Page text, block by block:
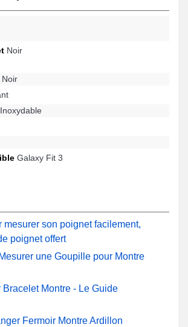
de qualité supérieure et convient sur le
3 et beaucoup d'autres encore de la marque
en vue de s'intégrer idéalement sur le design
de fabrication et adaptabilité pour
fiable au quotidien.
Noir
Noir
Galaxy Fit 3
mesurer son poignet facilement,
poignet offert
une Goupille pour Montre
Bracelet Montre - Le Guide
Fermoir Montre Ardillon